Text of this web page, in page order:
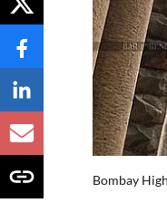
Bombay